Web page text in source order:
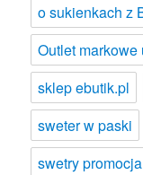
o sukienkach z
Outlet
sklep ebutik.pl
sweter w paski
swetry promocja